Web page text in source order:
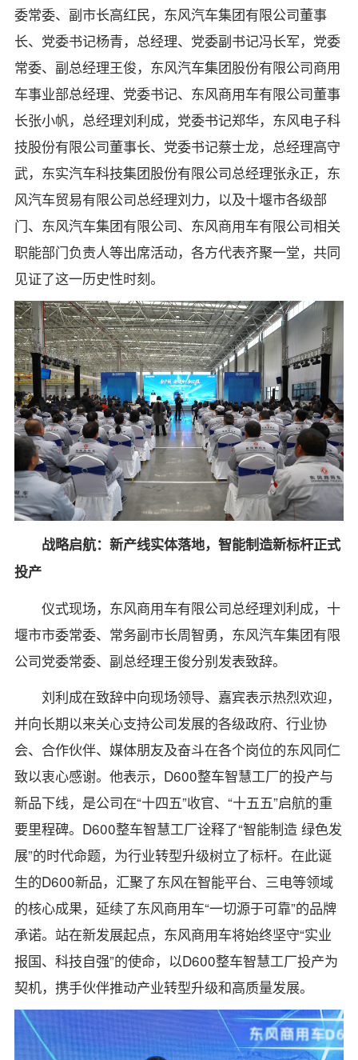
委常委、副市长高红民，东风汽车集团有限公司董事
长、党委书记杨青，总经理、党委副书记冯长军，党委
常委、副总经理王俊，东风汽车集团股份有限公司商用
车事业部总经理、党委书记、东风商用车有限公司董事
长张小帆，总经理刘利成，党委书记郑华，东风电子科
技股份有限公司董事长、党委书记蔡士龙，总经理高守
武，东实汽车科技集团股份有限公司总经理张永正，东
风汽车贸易有限公司总经理刘力，以及十堰市各级部
门、东风汽车集团有限公司、东风商用车有限公司相关
职能部门负责人等出席活动，各方代表齐聚一堂，共同
见证了这一历史性时刻。
战略启航：新产线实体落地，智能制造新标杆正式
投产
仪式现场，东风商用车有限公司总经理刘利成，十
堰市市委常委、常务副市长周智勇，东风汽车集团有限
公司党委常委、副总经理王俊分别发表致辞。
刘利成在致辞中向现场领导、嘉宾表示热烈欢迎，
并向长期以来关心支持公司发展的各级政府、行业协
会、合作伙伴、媒体朋友及奋斗在各个岗位的东风同仁
致以衷心感谢。他表示，D600整车智慧工厂的投产与
新品下线，是公司在“十四五”收官、“十五五”启航的重
要里程碑。D600整车智慧工厂诠释了“智能制造 绿色发
展”的时代命题，为行业转型升级树立了标杆。在此诞
生的D600新品，汇聚了东风在智能平台、三电等领域
的核心成果，延续了东风商用车“一切源于可靠”的品牌
承诺。站在新发展起点，东风商用车将始终坚守“实业
报国、科技自强”的使命，以D600整车智慧工厂投产为
契机，携手伙伴推动产业转型升级和高质量发展。